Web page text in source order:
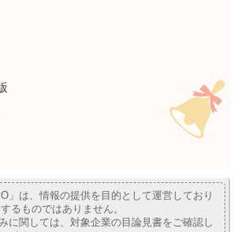
」は、情報の提供を目的として運営しており
るものではありません。
に関しては、対象企業の目論見書をご確認し